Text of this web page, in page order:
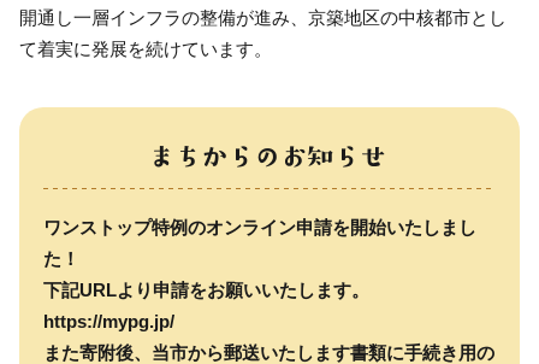
開通し一層インフラの整備が進み、京築地区の中核都市とし
て着実に発展を続けています。
ワンストップ特例のオンライン申請を開始いたしまし
た！
下記URLより申請をお願いいたします。
https://mypg.jp/
また寄附後、当市から郵送いたします書類に手続き用の